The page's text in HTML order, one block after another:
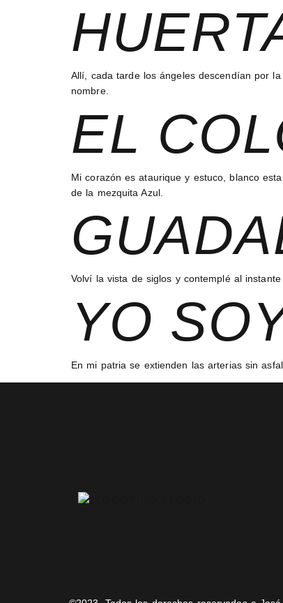
Allí, cada tarde los ángeles descendían por
nombre.
EL
Mi corazón es ataurique y estuco, blanco
de la mezquita Azul.
Volví la vista de siglos y contemplé al
YO
En mi patria se extienden las arterias sin